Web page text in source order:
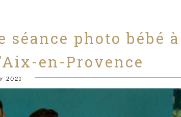
séance photo bébé à
en-Provence
2021